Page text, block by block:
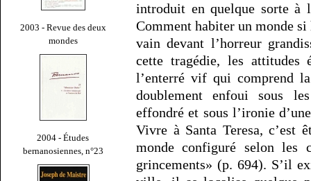
2003 - Revue des deux
mondes
2004 - Études
bernanosiennes, n°23
introduit en quelque sorte à
Comment habiter un monde si
vain devant l’horreur
cette tragédie, les attitudes
l’enterré vif qui comprend
doublement enfoui sous
effondré et sous l’ironie
Vivre à Santa Teresa, c’est
monde configuré selon les
grincements» (p. 694). S’il